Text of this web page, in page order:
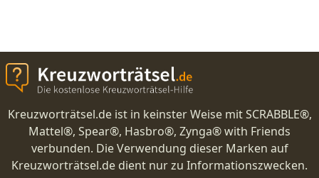
Kreuzworträtsel.de ist in keinster Weise mit SCRABBLE®,
Mattel®, Spear®, Hasbro®, Zynga® with Friends
verbunden. Die Verwendung dieser Marken auf
Kreuzworträtsel.de dient nur zu Informationszwecken.